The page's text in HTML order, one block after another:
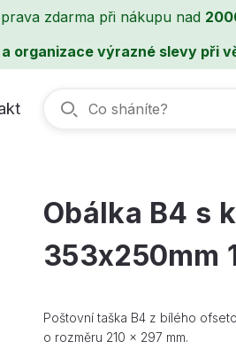
zdarma při nákupu nad
a organizace výrazné slevy při
Obálka B4 s
353x250mm
Poštovní taška B4 z bílého
o rozměru 210 x 297 mm.